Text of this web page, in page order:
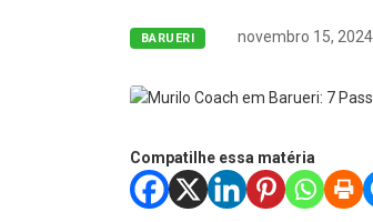
BARUERI novembro 15, 2024
Compatilhe essa matéria